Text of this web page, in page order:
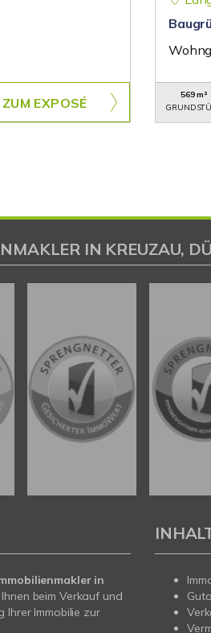
ZUM EXPOSÉ
569 m²
IN KREUZAU,
in
beim Verkauf und
Ihrer Immobilie zur